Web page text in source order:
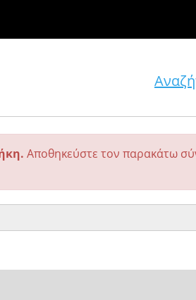
Αποθηκεύστε τον παρακάτω